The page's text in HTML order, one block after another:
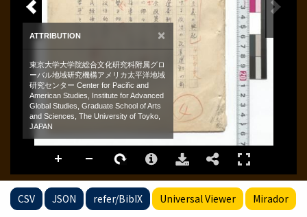
CSV JSON refer/BibIX Universal Viewer Mirador